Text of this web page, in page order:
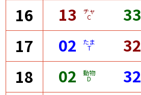
16 13 チャ
C 33
17 02 たま
T 32
18 02 動物
D 32